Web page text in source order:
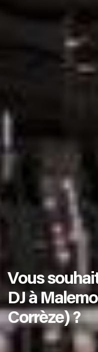
Vous
DJ à
Corrèze) ?